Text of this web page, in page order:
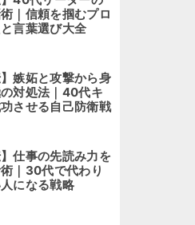
｜信頼を掴むプロ
言葉選び大全
】嫉妬と攻撃から身
対処法｜40代キ
させる自己防衛戦
】仕事の先読み力を
｜30代で代わり
になる戦略